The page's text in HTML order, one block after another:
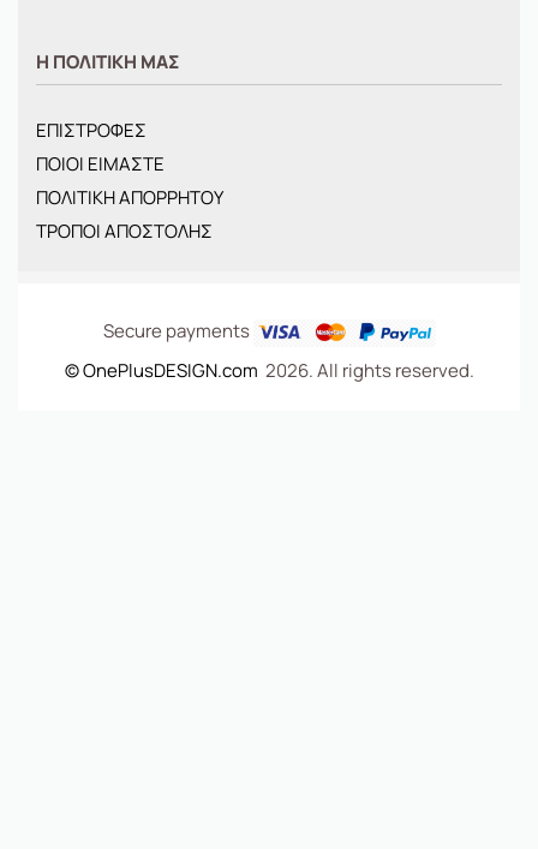
ΓΥΝΑΙΚΕΙΑ
BRANDS
ΝΕΕΣ ΑΦΙΞΕΙΣ
OFFERS
ΤΣΑΝΤΕΣ
Η ΠΟΛΙΤΙΚΗ ΜΑΣ
ΕΠΙΣΤΡΟΦΕΣ
ΠΟΙΟΙ ΕΙΜΑΣΤΕ
ΠΟΛΙΤΙΚΗ ΑΠΟΡΡΗΤΟΥ
ΤΡΟΠΟΙ ΑΠΟΣΤΟΛΗΣ
Secure payments
© OnePlusDESIGN.com 2026. All rights reserved.